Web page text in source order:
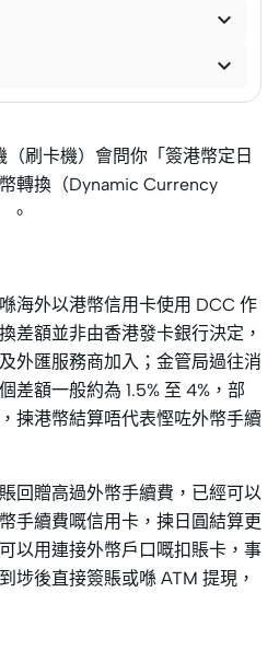


刷卡機）會問你「簽港幣定日
轉換（Dynamic Currency
。
海外以港幣信用卡使用 DCC 作
差額並非由香港發卡銀行決定，
外匯服務商加入；金管局過往消
差額一般約為 1.5% 至 4%，部
揀港幣結算唔代表慳咗外幣手續
回贈高過外幣手續費，已經可以
手續費嘅信用卡，揀日圓結算更
以用連接外幣戶口嘅扣賬卡，事
埗後直接簽賬或喺 ATM 提現，